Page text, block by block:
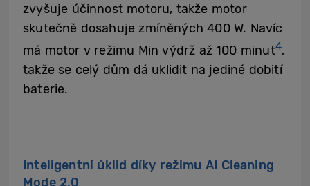
zvyšuje účinnost motoru, takže motor
skutečně dosahuje zmíněných 400 W. Navíc
má motor v režimu Min výdrž až 100 minut4,
takže se celý dům dá uklidit na jediné dobití
baterie.
Inteligentní úklid díky režimu AI Cleaning
Mode 2.0